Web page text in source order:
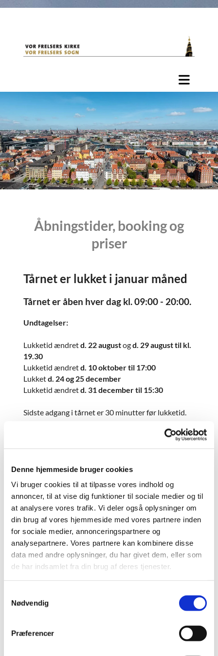
Denne hjemmeside bruger cookies
Vi bruger cookies til at tilpasse vores indhold og
annoncer, til at vise dig funktioner til sociale medier og til
at analysere vores trafik. Vi deler også oplysninger om
din brug af vores hjemmeside med vores partnere inden
for sociale medier, annonceringspartnere og
analysepartnere. Vores partnere kan kombinere disse
data med andre oplysninger, du har givet dem, eller som
de har indsamlet fra din brug af deres tjenester.
Nødvendig
Præferencer
Åbningstider, booking og
priser
Tårnet er lukket i januar måned
Tårnet er åben hver dag kl. 09:00 - 20:00.
Undtagelser:
Lukketid ændretd. 22 augustogd. 29 august til kl.
19.30
Lukketid ændretd. 10 oktober til 17:00
Lukketd. 24 og 25 december
Lukketid ændretd. 31 december til 15:30
Sidste adgang i tårnet er 30 minutter før lukketid.
lukkes tårnet
Vi anbefaler at du møder 5 minutter før den
bookede tid. Vi forventer at dit besøg varer 30-45
minutter.
Forudgående booking
Vi anbefaler forudgående booking her eller på
Billetto.dkgrundet tårnets begrænsede kapacitet
og mange besøgende. Ved forudgående booking
kan man sikre sig en plads i tårnet til et selvvalgt
Ved ankomst uden billet i travle perioder gør vi
online booking for at få adgang til tårnet.